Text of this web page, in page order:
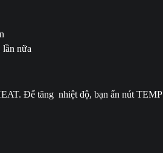
nữa
Để tăng nhiệt độ, bạn ấn nút TEMP